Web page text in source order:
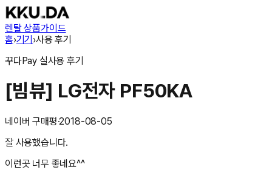
렌탈 상품가이드
홈›기기›사용 후기
꾸다Pay 실사용 후기
[빔뷰] LG전자 PF50KA
네이버 구매평·2018-08-05
잘 사용했습니다.
이런곳 너무 좋네요^^